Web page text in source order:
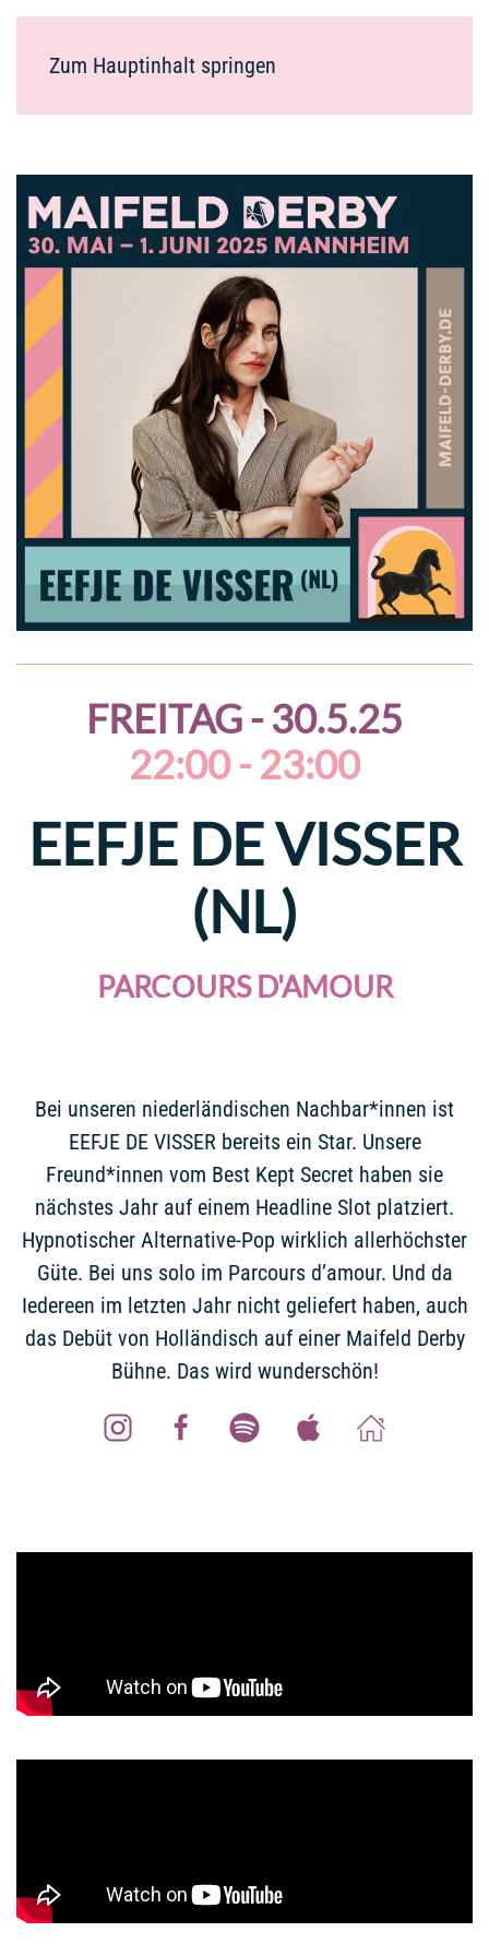
Zum Hauptinhalt springen
FREITAG - 30.5.25
22:00 - 23:00
EEFJE DE VISSER
(NL)
PARCOURS D'AMOUR
Bei unseren niederländischen Nachbar*innen ist
EEFJE DE VISSER bereits ein Star. Unsere
Freund*innen vom Best Kept Secret haben sie
nächstes Jahr auf einem Headline Slot platziert.
Hypnotischer Alternative-Pop wirklich allerhöchster
Güte. Bei uns solo im Parcours d’amour. Und da
Iedereen im letzten Jahr nicht geliefert haben, auch
das Debüt von Holländisch auf einer Maifeld Derby
Bühne. Das wird wunderschön!